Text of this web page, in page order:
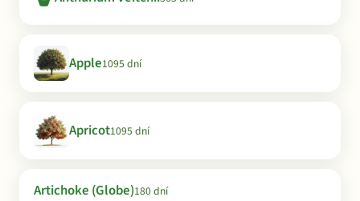
Apple1095 dní
Apricot1095 dní
Artichoke (Globe)180 dní